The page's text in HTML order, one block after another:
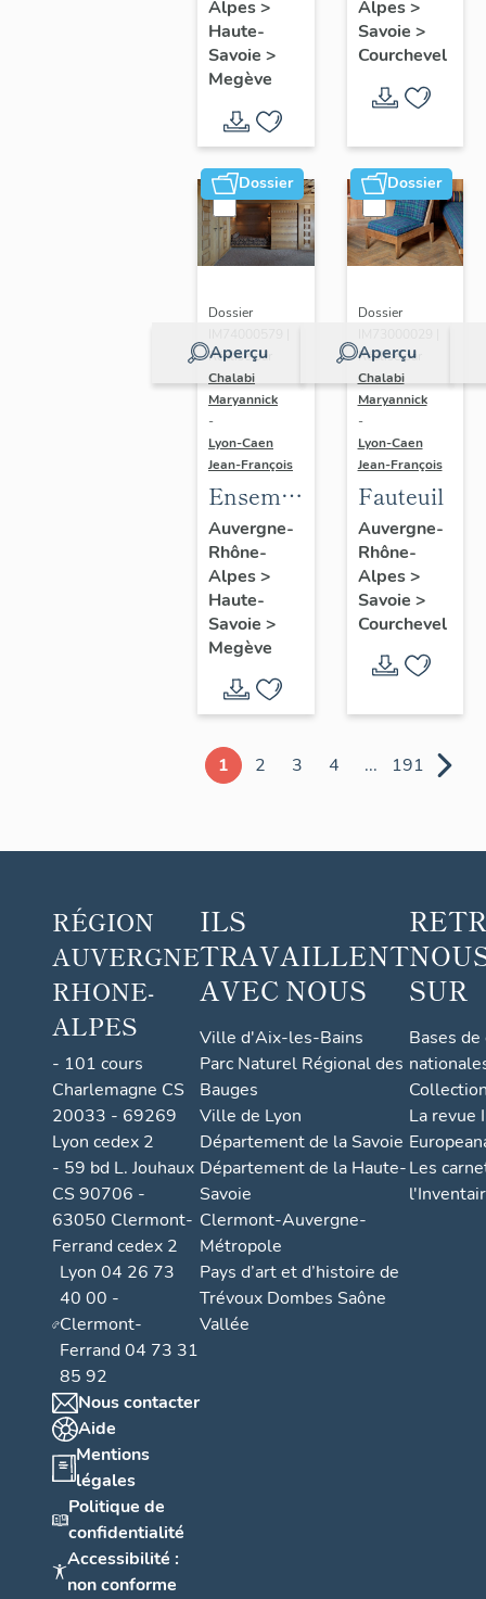
Cordée
Alpes>
Haute-
Savoie >
Megève
Alpes>
Savoie >
Courchevel
Dossier
Aperçu
Dossier
Réalisé par
Chalabi
Maryannick
-
Lyon-Caen
Jean-François
Ensemble
du
mobilier
de
l'appartement :
cloison,
lambris
de
revêtement,
table à
cheminée,
bureau
Auvergne-
Rhône-
Alpes>
Haute-
Savoie >
Megève
Dossier
Aperçu
Dossier
Réalisé par
Chalabi
Maryannick
-
Lyon-Caen
Jean-François
Fauteuil
Auvergne-
Rhône-
Alpes>
Savoie >
Courchevel
1 2 3 4 ... 191
RÉGION
AUVERGNE
RHONE-
ALPES
- 101 cours
Charlemagne CS
20033 - 69269
Lyon cedex 2
- 59 bd L. Jouhaux
CS 90706 -
63050 Clermont-
Ferrand cedex 2
Lyon 04 26 73
40 00 -
Clermont-
Ferrand 04 73 31
85 92
Nous contacter
Aide
Mentions
légales
Politique de
confidentialité
Accessibilité :
non conforme
ILS
TRAVAILLENT
AVEC NOUS
Ville d'Aix-les-Bains
Parc Naturel Régional des
Bauges
Ville de Lyon
Département de la Savoie
Département de la Haute-
Savoie
Clermont-Auvergne-
Métropole
Pays d’art et d’histoire de
Trévoux Dombes Saône
Vallée
SUR
Bases
La revue
Les